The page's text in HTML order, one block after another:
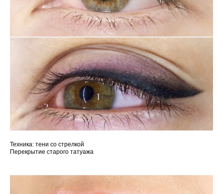
Техника: тени со стрелкой
Перекрытие старого татуажа